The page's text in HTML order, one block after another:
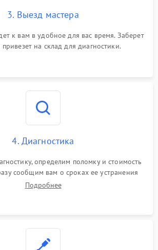
3. Выезд мастера
к вам в удобное для вас время. Заберет
на склад для диагностики.
4. Диагностика
определим поломку и стоимость
сообщим вам о сроках ее устранения
Подробнее